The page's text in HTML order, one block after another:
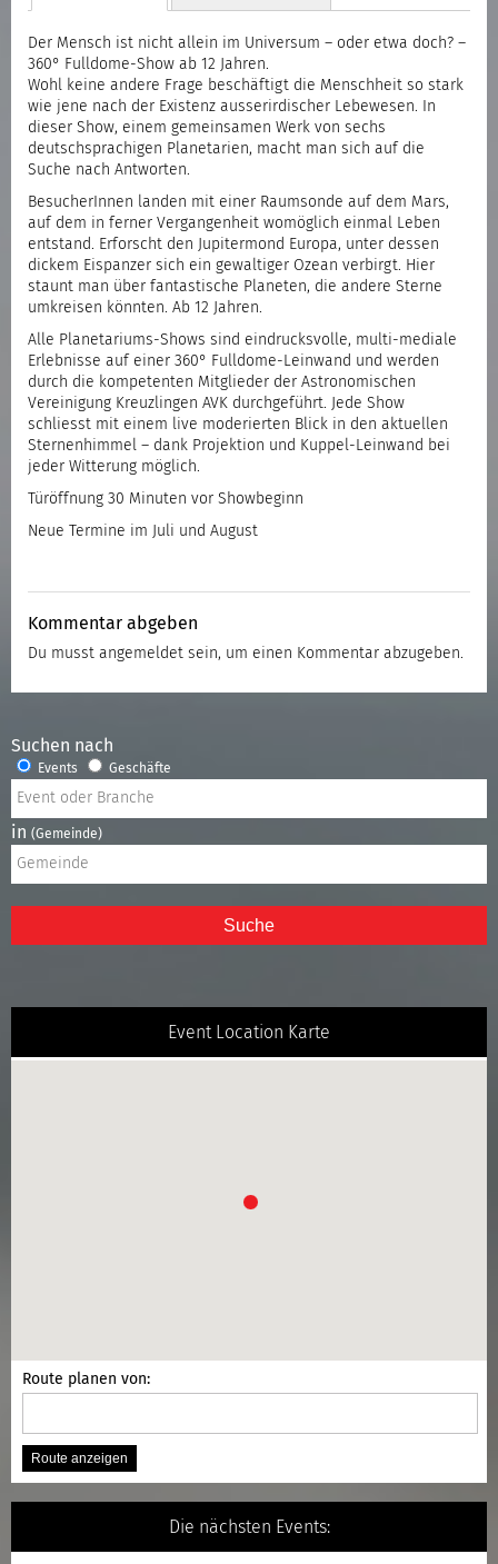
Der Mensch ist nicht allein im Universum – oder etwa doch? –
360° Fulldome-Show ab 12 Jahren.
Wohl keine andere Frage beschäftigt die Menschheit so stark
wie jene nach der Existenz ausserirdischer Lebewesen. In
dieser Show, einem gemeinsamen Werk von sechs
deutschsprachigen Planetarien, macht man sich auf die
Suche nach Antworten.
BesucherInnen landen mit einer Raumsonde auf dem Mars,
auf dem in ferner Vergangenheit womöglich einmal Leben
entstand. Erforscht den Jupitermond Europa, unter dessen
dickem Eispanzer sich ein gewaltiger Ozean verbirgt. Hier
staunt man über fantastische Planeten, die andere Sterne
umkreisen könnten. Ab 12 Jahren.
Alle Planetariums-Shows sind eindrucksvolle, multi-mediale
Erlebnisse auf einer 360° Fulldome-Leinwand und werden
durch die kompetenten Mitglieder der Astronomischen
Vereinigung Kreuzlingen AVK durchgeführt. Jede Show
schliesst mit einem live moderierten Blick in den aktuellen
Sternenhimmel – dank Projektion und Kuppel-Leinwand bei
jeder Witterung möglich.
Türöffnung 30 Minuten vor Showbeginn
Neue Termine im Juli und August
Kommentar abgeben
Du musst angemeldet sein, um einen Kommentar abzugeben.
Suchen nach
Events Geschäfte
in (Gemeinde)
Suche
Event Location Karte
Route planen von:
Die nächsten Events: